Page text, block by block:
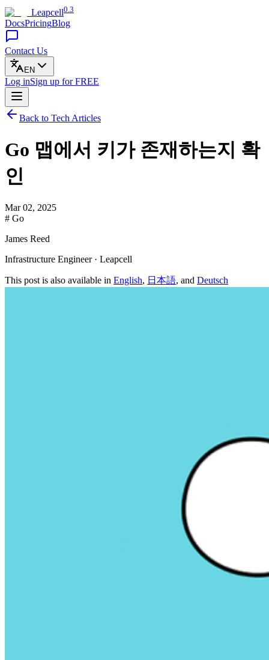
Leapcell0.3
DocsPricingBlog
Contact Us
EN
Log inSign up for FREE
Back to Tech Articles
Go 맵에서 키가 존재하는지 확
인
Mar 02, 2025
# Go
James Reed
Infrastructure Engineer · Leapcell
This post is also available in English, 日本語, and Deutsch